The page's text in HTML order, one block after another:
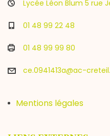
Lycée Léon Blum 5 rue
01 48 99 22 48
01 48 99 99 80
ce.0941413a@ac-
Mentions légales